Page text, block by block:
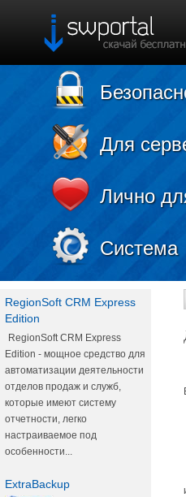
Для
Лично
Система
RegionSoft CRM Express
Edition
RegionSoft CRM Express
Edition - мощное средство для
автоматизации деятельности
отделов продаж и служб,
которые имеют систему
отчетности, легко
настраиваемое под
особенности...
ExtraBackup